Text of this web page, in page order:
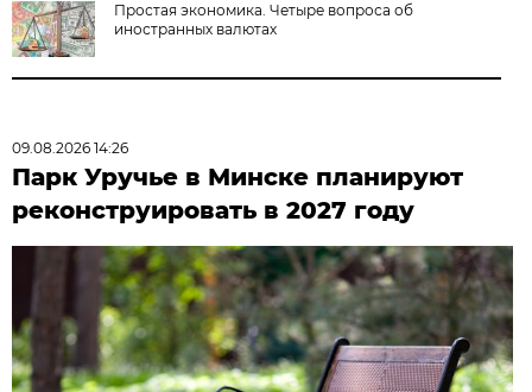
Простая экономика. Четыре вопроса об
иностранных валютах
09.08.2026 14:26
Парк Уручье в Минске планируют
реконструировать в 2027 году